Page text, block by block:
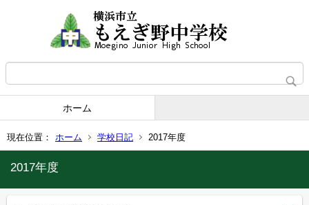
ホーム
現在位置： ホーム 学校日記 2017年度
2017年度